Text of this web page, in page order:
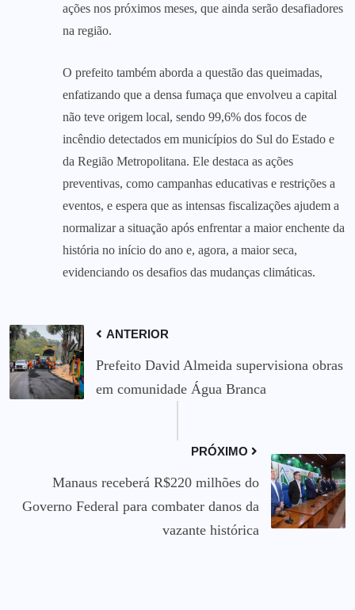
ações nos próximos meses, que ainda serão desafiadores
na região.
O prefeito também aborda a questão das queimadas,
enfatizando que a densa fumaça que envolveu a capital
não teve origem local, sendo 99,6% dos focos de
incêndio detectados em municípios do Sul do Estado e
da Região Metropolitana. Ele destaca as ações
preventivas, como campanhas educativas e restrições a
eventos, e espera que as intensas fiscalizações ajudem a
normalizar a situação após enfrentar a maior enchente da
história no início do ano e, agora, a maior seca,
evidenciando os desafios das mudanças climáticas.
ANTERIOR
Prefeito David Almeida supervisiona obras
em comunidade Água Branca
PRÓXIMO
Manaus receberá R$220 milhões do
Governo Federal para combater danos da
vazante histórica